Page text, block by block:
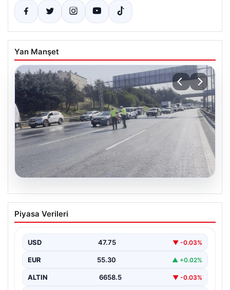
Yan Manşet
08.08.2026
İstanbul TEM Otoyolu’nda 10 Araçlı
Zincirleme Kaza Trafiği Kilitledi
sabah saatlerinde trafik adeta durma noktasına geldi.
Edirne yönünde…
Piyasa Verileri
USD 47.75 ▼ -0.03%
EUR 55.30 ▲ +0.02%
ALTIN 6658.5 ▼ -0.03%